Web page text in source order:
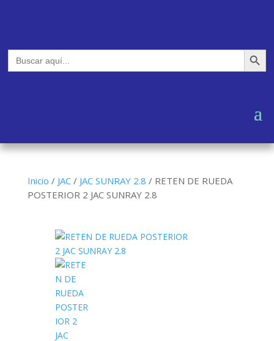
Buscar: Botón de
Inicio / JAC/ JAC SUNRAY 2.8 / RETEN DE RUEDA
POSTERIOR 2 JAC SUNRAY 2.8